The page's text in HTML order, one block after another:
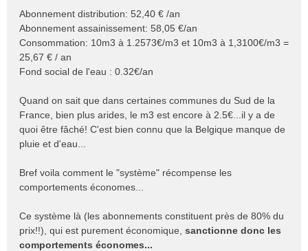
Abonnement distribution: 52,40 € /an
Abonnement assainissement: 58,05 €/an
Consommation: 10m3 à 1.2573€/m3 et 10m3 à 1,3100€/m3 =
25,67 € / an
Fond social de l'eau : 0.32€/an
Quand on sait que dans certaines communes du Sud de la
France, bien plus arides, le m3 est encore à 2.5€...il y a de
quoi être fâché! C'est bien connu que la Belgique manque de
pluie et d'eau...
Bref voila comment le "système" récompense les
comportements économes...
Ce système là (les abonnements constituent près de 80% du
prix!!), qui est purement économique, sanctionne donc les
comportements économes...